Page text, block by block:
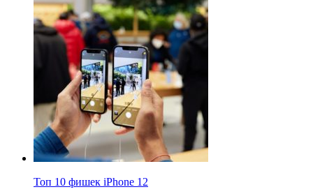
Топ 10 фишек iPhone 12